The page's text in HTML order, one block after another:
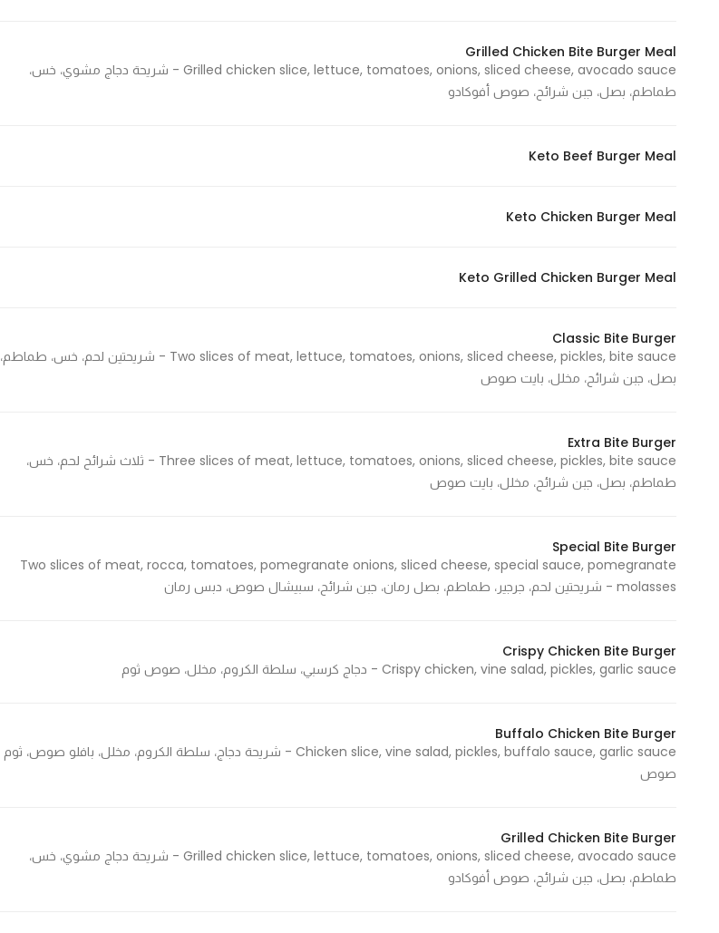
Grilled Chicken Bite Burger Meal
Grilled chicken slice, lettuce, tomatoes, onions, sliced cheese, avocado sauce - شريحة دجاج مشوي، خس،
طماطم، بصل، جبن شرائح، صوص أفوكادو
Keto Beef Burger Meal
Keto Chicken Burger Meal
Keto Grilled Chicken Burger Meal
Classic Bite Burger
Two slices of meat, lettuce, tomatoes, onions, sliced cheese, pickles, bite sauce - شريحتين لحم، خس، طماطم،
بصل، جبن شرائح، مخلل، بايت صوص
Extra Bite Burger
Three slices of meat, lettuce, tomatoes, onions, sliced cheese, pickles, bite sauce - ثلاث شرائح لحم، خس،
طماطم، بصل، جبن شرائح، مخلل، بايت صوص
Special Bite Burger
Two slices of meat, rocca, tomatoes, pomegranate onions, sliced cheese, special sauce, pomegranate
molasses - شريحتين لحم، جرجير، طماطم، بصل رمان، جبن شرائح، سبيشال صوص، دبس رمان
Crispy Chicken Bite Burger
Crispy chicken, vine salad, pickles, garlic sauce - دجاج كرسبي، سلطة الكروم، مخلل، صوص ثوم
Buffalo Chicken Bite Burger
Chicken slice, vine salad, pickles, buffalo sauce, garlic sauce - شريحة دجاج، سلطة الكروم، مخلل، بافلو صوص، ثوم
صوص
Grilled Chicken Bite Burger
Grilled chicken slice, lettuce, tomatoes, onions, sliced cheese, avocado sauce - شريحة دجاج مشوي، خس،
طماطم، بصل، جبن شرائح، صوص أفوكادو
used.
our website
visit. If you
cookies,
some
functionality
from the
website.
Marketing
By sharing
your
you visit our
chance of
seeing
personalized